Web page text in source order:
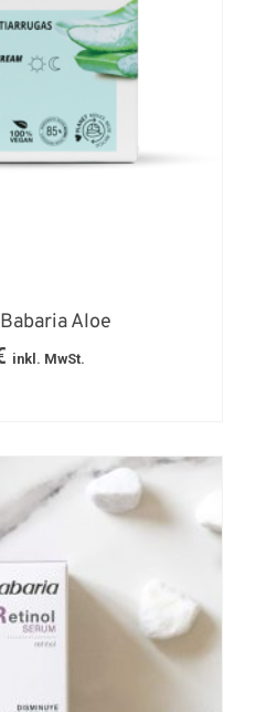
Aloe
inkl. MwSt.